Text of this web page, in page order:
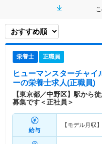
栄養士 正職員
ヒューマンスターチャイ
ーの栄養士求人(正職員)
【東京都／中野区】駅から
募集です＜正社員＞
給与
【モデル月収】